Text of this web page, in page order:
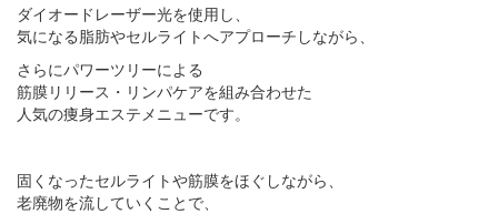
ダイオードレーザー光を使用し、
気になる脂肪やセルライトへアプローチしながら、
さらにパワーツリーによる
筋膜リリース・リンパケアを組み合わせた
人気の痩身エステメニューです。
固くなったセルライトや筋膜をほぐしながら、
老廃物を流していくことで、